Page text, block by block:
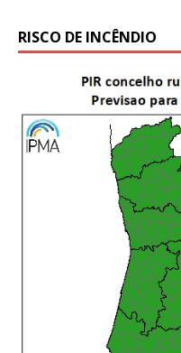
RISCO DE INCÊNDIO